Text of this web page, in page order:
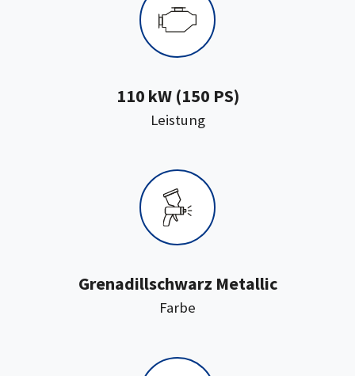
Leistung:
110 kW (150 PS)
Farbe
Grenadillschwarz Metallic